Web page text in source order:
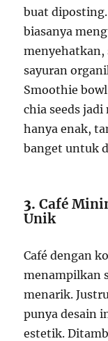
buat
biasanya
sayuran
Smoothie
chia seeds
hanya enak,
banget untuk
3.Café
Unik
Café dengan
menampilkan
menarik.
punya desain
estetik.